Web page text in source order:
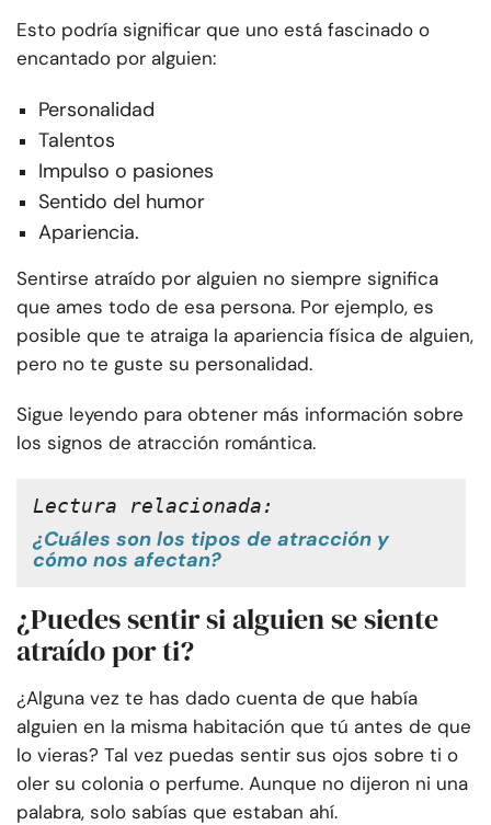
Esto podría significar que uno está fascinado o
encantado por alguien:
Personalidad
Talentos
Impulso o pasiones
Sentido del humor
Apariencia.
Sentirse atraído por alguien no siempre significa
que ames todo de esa persona. Por ejemplo, es
posible que te atraiga la apariencia física de alguien,
pero no te guste su personalidad.
Sigue leyendo para obtener más información sobre
los signos de atracción romántica.
Lectura relacionada:
¿Cuáles son los tipos de atracción y
cómo nos afectan?
¿Puedes sentir si alguien se siente
atraído por ti?
¿Alguna vez te has dado cuenta de que había
alguien en la misma habitación que tú antes de que
lo vieras? Tal vez puedas sentir sus ojos sobre ti o
oler su colonia o perfume. Aunque no dijeron ni una
palabra, solo sabías que estaban ahí.